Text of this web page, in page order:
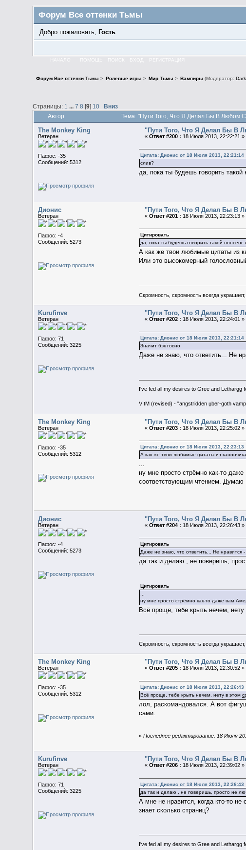
Форум Все оттенки Тьмы
Добро пожаловать, Гость
НАЧАЛО ПОМОЩЬ ПОИСК ВХОД РЕГИСТРАЦИЯ
Форум Все оттенки Тьмы > Ролевые игры > Мир Тьмы > Вампиры (Модератор:
Страницы: 1 ...7 8 [9] 10 Вниз
Автор Тема: "Пути Того, Что Я Делал Бы В Любом
The Monkey King
Ветеран
Пафос: -35
Сообщений: 5312
"Пути Того, Что Я Делал Бы В
«Ответ #200 : 18 Июля 2013, 22:22:21 »
Цитата: Дионис от 18 Июля 2013, 22:21:14
слив?
да, пока ты будешь говорить
Дионис
Ветеран
Пафос: -4
Сообщений: 5273
"Пути Того, Что Я Делал Бы В
«Ответ #201 : 18 Июля 2013, 22:23:13 »
Цитировать
да, пока ты будешь говорить такой
А как же твои любимые цитаты из
Или это высокомерный
Скромность, скромность всегда
Kurufinve
Ветеран
Пафос: 71
Сообщений: 3225
"Пути Того, Что Я Делал Бы В
«Ответ #202 : 18 Июля 2013, 22:24:01 »
Цитата: Дионис от 18 Июля 2013, 22:21:14
Значит бэк говно
Даже не знаю, что ответить... Не
I've fed all my desires to Gree and Lethargg
V:tM (revised) - "angstridden џber-goth
The Monkey King
Ветеран
Пафос: -35
Сообщений: 5312
"Пути Того, Что Я Делал Бы В
«Ответ #203 : 18 Июля 2013, 22:25:02 »
Цитата: Дионис от 18 Июля 2013, 22:23:13
А как же твои любимые цитаты из
...
ну мне просто стрёмно как-то
соответствующим чтением. Думаю
Дионис
Ветеран
Пафос: -4
Сообщений: 5273
"Пути Того, Что Я Делал Бы В
«Ответ #204 : 18 Июля 2013, 22:26:43 »
Цитировать
Даже не знаю, что ответить... Не нравится
да так и делаю , не поверишь,
Цитировать
ну мне просто стрёмно как-то даже вам
Всё проще, тебе крыть нечем,
Скромность, скромность всегда
The Monkey King
Ветеран
Пафос: -35
Сообщений: 5312
"Пути Того, Что Я Делал Бы В
«Ответ #205 : 18 Июля 2013, 22:30:52 »
Цитата: Дионис от 18 Июля 2013, 22:26:43
Всё проще, тебе крыть нечем, нету в этом
лол, раскомандовался. А вот
сами.
« Последнее редактирование: 18 Июля
Kurufinve
Ветеран
Пафос: 71
Сообщений: 3225
"Пути Того, Что Я Делал Бы В
«Ответ #206 : 18 Июля 2013, 22:39:02 »
Цитата: Дионис от 18 Июля 2013, 22:26:43
да так и делаю , не поверишь, просто не
А мне не нравится, когда кто-то
знает сколько страниц?
I've fed all my desires to Gree and Lethargg